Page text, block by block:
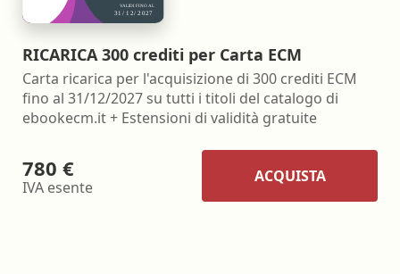
RICARICA 300 crediti per Carta ECM
Carta ricarica per l'acquisizione di 300 crediti ECM
fino al 31/12/2027 su tutti i titoli del catalogo di
ebookecm.it + Estensioni di validità gratuite
780 €
IVA esente
ACQUISTA